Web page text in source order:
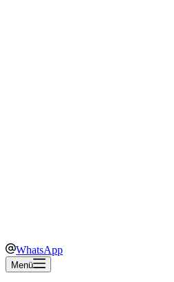
WhatsApp
Menü